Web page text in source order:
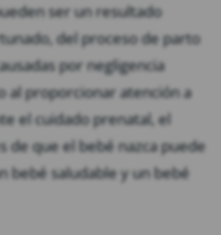
ser un resultado
del proceso de parto
por negligencia
al proporcionar atención a
el cuidado prenatal, el
de que el bebé nazca puede
bebé saludable y un bebé